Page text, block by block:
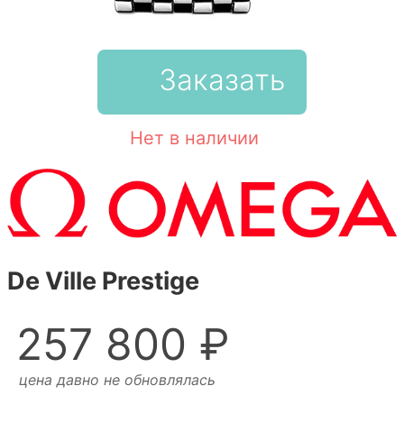
Заказать
Нет в наличии
De Ville Prestige
257 800 ₽
цена давно не обновлялась